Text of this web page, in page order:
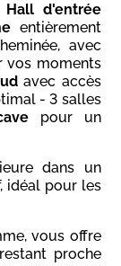
Hall d'entrée
entièrement
avec
vos moments
avec accès
- 3 salles
pour un
dans un
idéal pour les
vous offre
proche